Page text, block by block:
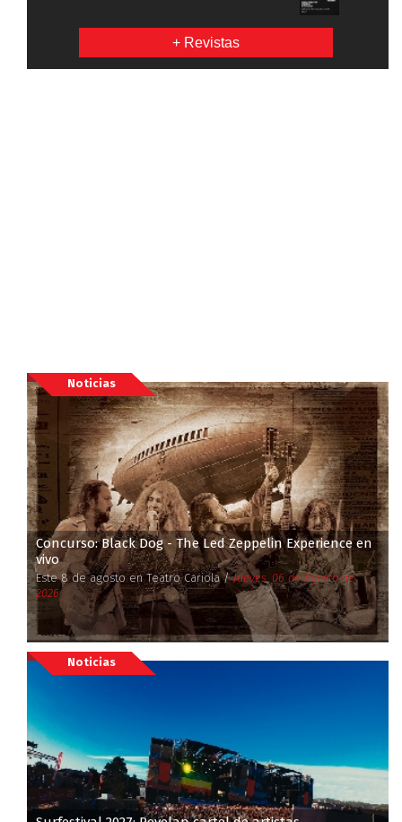
+ Revistas
Noticias
Concurso: Black Dog - The Led Zeppelin Experience en
vivo
Este 8 de agosto en Teatro Cariola /Jueves, 06 de Agosto de
2026
Noticias